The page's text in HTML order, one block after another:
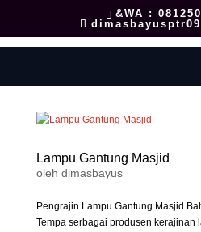
&WA :
Lampu Gantung Masjid
oleh dimasbayus
Pengrajin Lampu Gantung Masjid
Tempa serbagai produsen kerajinan